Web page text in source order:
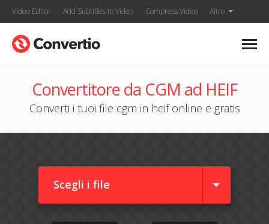
Video Editor Add Subtitles to Video Compress Video Altro
Convertitore da CGM ad HEIF
Converti i tuoi file cgm in heif online e gratis
Scegli i file